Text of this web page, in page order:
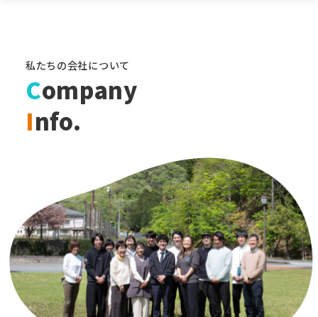
私たちの会社について
Company
Info.